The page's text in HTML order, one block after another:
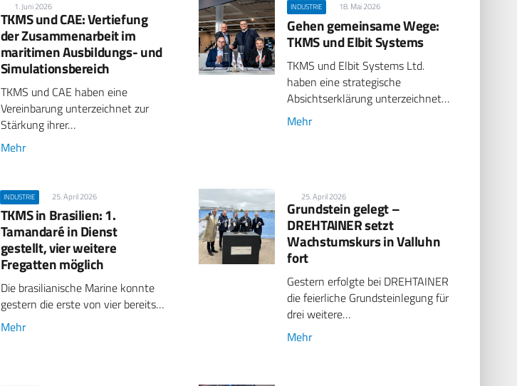
1. Juni 2026
TKMS und CAE: Vertiefung
der Zusammenarbeit im
maritimen Ausbildungs- und
Simulationsbereich
TKMS und CAE haben eine
Vereinbarung unterzeichnet zur
Stärkung ihrer…
Mehr
INDUSTRIE 18. Mai 2026
Gehen gemeinsame Wege:
TKMS und Elbit Systems
TKMS und Elbit Systems Ltd.
haben eine strategische
Absichtserklärung unterzeichnet…
Mehr
INDUSTRIE 25. April 2026
TKMS in Brasilien: 1.
Tamandaré in Dienst
gestellt, vier weitere
Fregatten möglich
Die brasilianische Marine konnte
gestern die erste von vier bereits…
Mehr
25. April 2026
Grundstein gelegt –
DREHTAINER setzt
Wachstumskurs in Valluhn
fort
Gestern erfolgte bei DREHTAINER
die feierliche Grundsteinlegung für
drei weitere…
Mehr